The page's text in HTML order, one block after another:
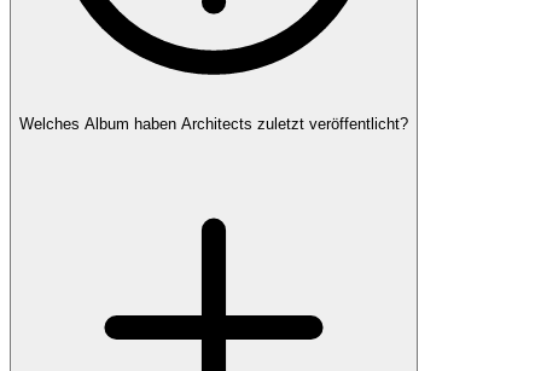
Welches Album haben Architects zuletzt veröffentlicht?